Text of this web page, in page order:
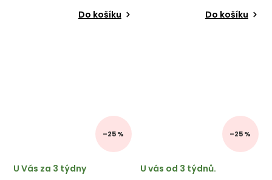
Do košíku Do košíku
–25 %
U Vás za 3 týdny
–25 %
U vás od 3 týdnů.